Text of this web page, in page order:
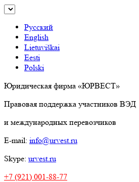
Русский
English
Lietuviškai
Eesti
Polski
Юридическая фирма «ЮРВЕСТ»
Правовая поддержка участников ВЭД
и международных перевозчиков
E-mail: info@urvest.ru
Skype: urvest.ru
+7 (921) 001-88-77